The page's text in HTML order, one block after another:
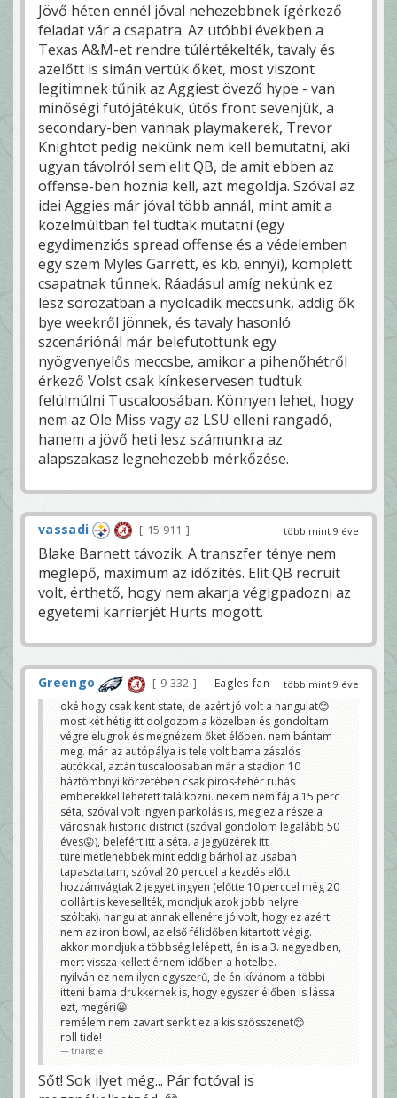
Jövő héten ennél jóval nehezebbnek ígérkező
feladat vár a csapatra. Az utóbbi években a
Texas A&M-et rendre túlértékelték, tavaly és
azelőtt is simán vertük őket, most viszont
legitimnek tűnik az Aggiest övező hype - van
minőségi futójátékuk, ütős front sevenjük, a
secondary-ben vannak playmakerek, Trevor
Knightot pedig nekünk nem kell bemutatni, aki
ugyan távolról sem elit QB, de amit ebben az
offense-ben hoznia kell, azt megoldja. Szóval az
idei Aggies már jóval több annál, mint amit a
közelmúltban fel tudtak mutatni (egy
egydimenziós spread offense és a védelemben
egy szem Myles Garrett, és kb. ennyi), komplett
csapatnak tűnnek. Ráadásul amíg nekünk ez
lesz sorozatban a nyolcadik meccsünk, addig ők
bye weekről jönnek, és tavaly hasonló
szcenáriónál már belefutottunk egy
nyögvenyelős meccsbe, amikor a pihenőhétről
érkező Volst csak kínkeservesen tudtuk
felülmúlni Tuscaloosában. Könnyen lehet, hogy
nem az Ole Miss vagy az LSU elleni rangadó,
hanem a jövő heti lesz számunkra az
alapszakasz legnehezebb mérkőzése.
több mint 9 éve
vassadi 15 911
Blake Barnett távozik. A transzfer ténye nem
meglepő, maximum az időzítés. Elit QB recruit
volt, érthető, hogy nem akarja végigpadozni az
egyetemi karrierjét Hurts mögött.
több mint 9 éve
Greengo 9 332 — Eagles fan
oké hogy csak kent state, de azért jó volt a hangulat😊
most két hétig itt dolgozom a közelben és gondoltam
végre elugrok és megnézem őket élőben. nem bántam
meg. már az autópálya is tele volt bama zászlós
autókkal, aztán tuscaloosaban már a stadion 10
háztömbnyi körzetében csak piros-fehér ruhás
emberekkel lehetett találkozni. nekem nem fáj a 15 perc
séta, szóval volt ingyen parkolás is, meg ez a része a
városnak historic district (szóval gondolom legalább 50
éves😛), belefért itt a séta. a jegyüzérek itt
türelmetlenebbek mint eddig bárhol az usaban
tapasztaltam, szóval 20 perccel a kezdés előtt
hozzámvágtak 2 jegyet ingyen (előtte 10 perccel még 20
dollárt is kevesellték, mondjuk azok jobb helyre
szóltak). hangulat annak ellenére jó volt, hogy ez azért
nem az iron bowl, az első félidőben kitartott végig.
akkor mondjuk a többség lelépett, én is a 3. negyedben,
mert vissza kellett érnem időben a hotelbe.
nyilván ez nem ilyen egyszerű, de én kívánom a többi
itteni bama drukkernek is, hogy egyszer élőben is lássa
ezt, megéri😀
remélem nem zavart senkit ez a kis szösszenet😊
roll tide!
triangle
Sőt! Sok ilyet még... Pár fotóval is